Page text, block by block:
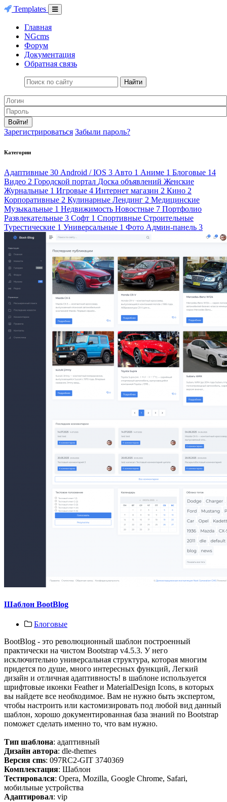
Templates
Главная
NGcms
Форум
Документация
Обратная связь
Найти
Войти!
Зарегистрироваться Забыли пароль?
Категории
Адаптивные 30 Android / IOS 3 Авто 1 Аниме 1 Блоговые 14
Видео 2 Городской портал Доска объявлений Женские
Журнальные 1 Игровые 4 Интернет магазин 2 Кино 2
Корпоративные 2 Кулинарные Лендинг 2 Медицинские
Музыкальные 1 Недвижимость Новостные 7 Портфолио
Развлекательные 3 Софт 1 Спортивные Строительные
Турестические 1 Универсальные 1 Фото Админ-панель 3
Шаблон BootBlog
Блоговые
BootBlog - это революционный шаблон построенный
практически на чистом Bootstrap v4.5.3. У него
исключительно универсальная структура, которая многим
придется по душе, много интересных функций, Легкий
дизайн и отличная адаптивность! в шаблоне используется
шрифтовые иконки Feather и MaterialDesign Icons, в которых
вы найдете все необходимое. Вам не нужно быть экспертом,
чтобы настроить или кастомизировать под любой вид данный
шаблон, хорошо документированная база знаний по Bootstrap
поможет сделать именно то, что вам нужно.
Тип шаблона: адаптивный
Дизайн автора: dle-themes
Версия cms: 097RC2-GIT 3740369
Комплектация: Шаблон
Тестировался: Opera, Mozilla, Google Chrome, Safari,
мобильные устройства
Адаптировал: vip